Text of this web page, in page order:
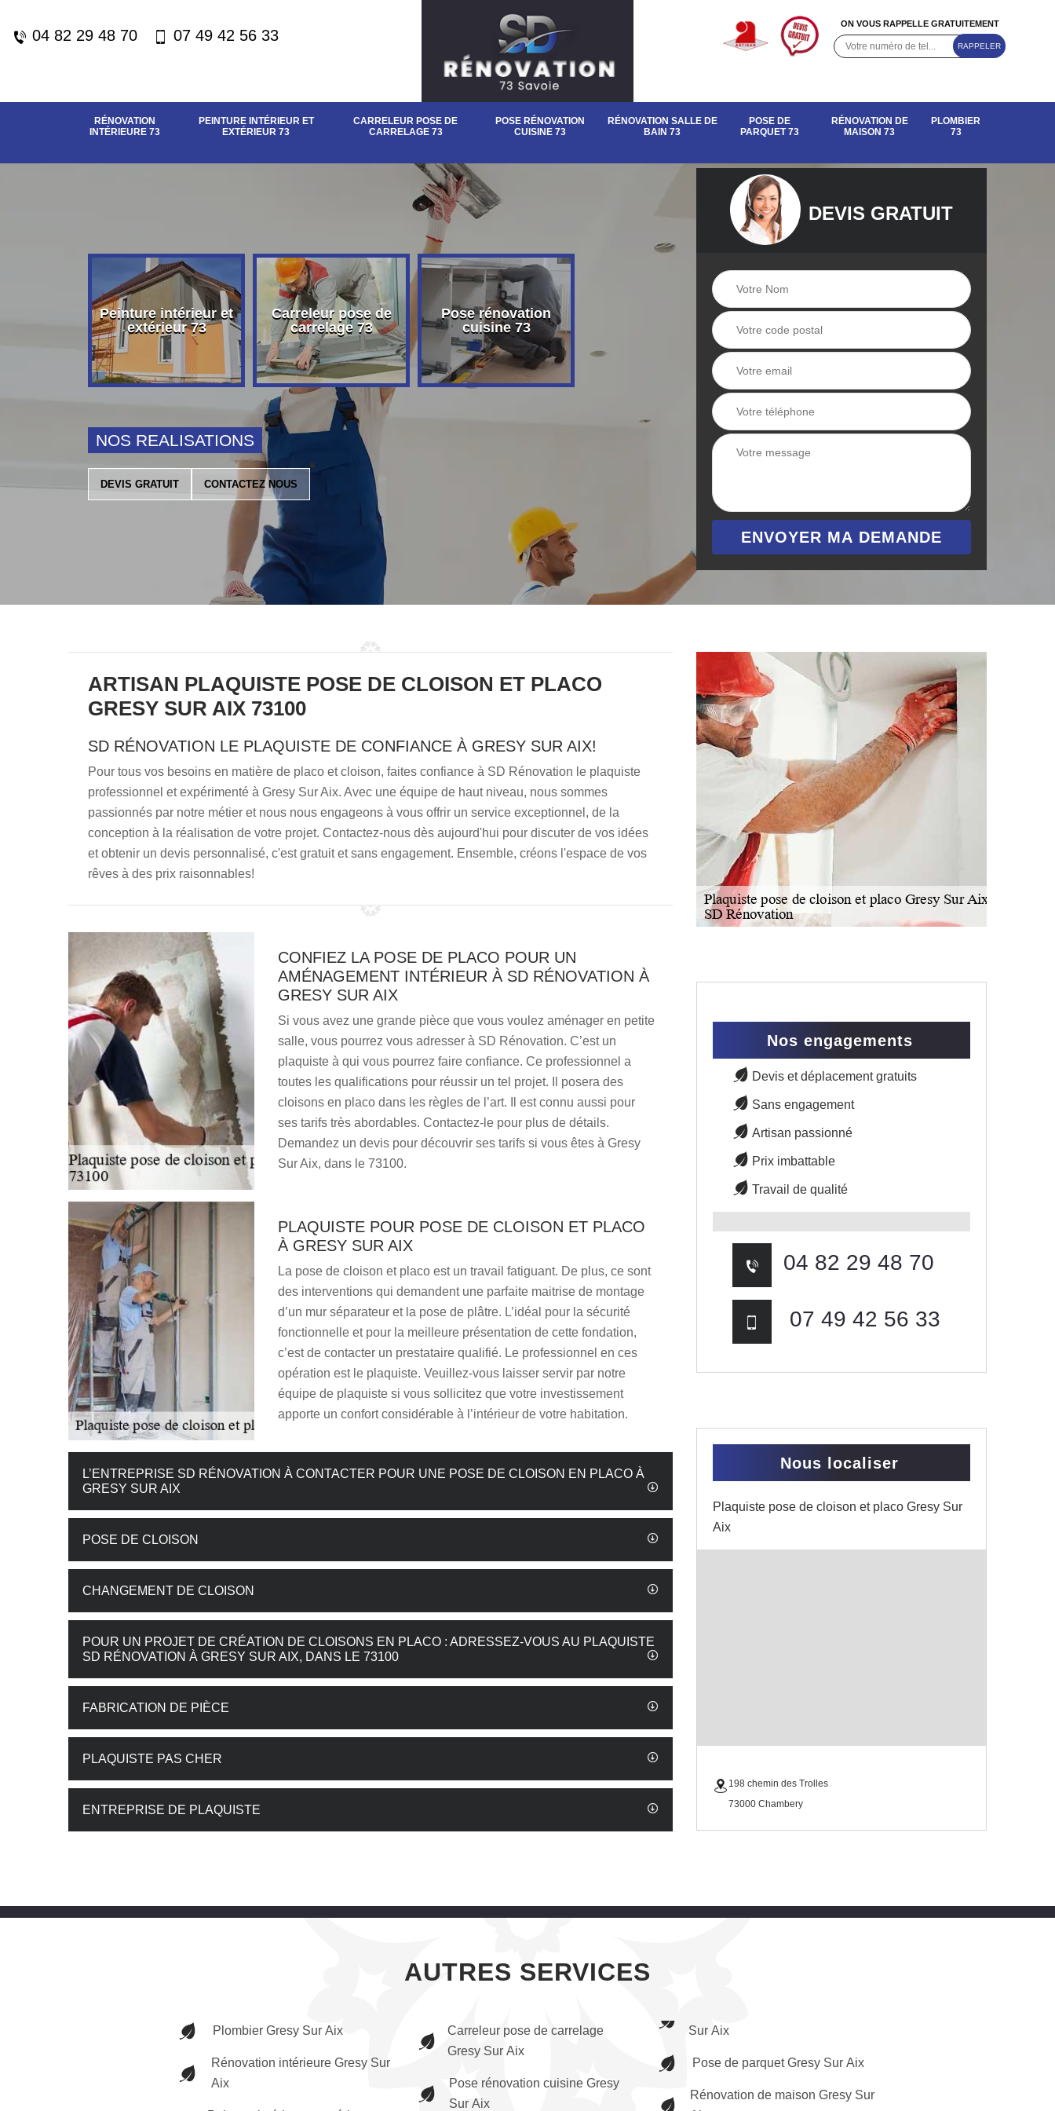
04 82 29 48 70 07 49 42 56 33
ON VOUS RAPPELLE GRATUITEMENT
RÉNOVATION
INTÉRIEURE 73
PEINTURE INTÉRIEUR ET
EXTÉRIEUR 73
CARRELEUR POSE DE
CARRELAGE 73
POSE RÉNOVATION
CUISINE 73
RÉNOVATION SALLE DE
BAIN 73
POSE DE
PARQUET 73
RÉNOVATION DE
MAISON 73
PLOMBIER
73
Peinture intérieur et
extérieur 73
Carreleur pose de
carrelage 73
Pose rénovation
cuisine 73
Rénovation salle de
Rénovation de
maison 73
NOS REALISATIONS
DEVIS GRATUIT CONTACTEZ NOUS
DEVIS GRATUIT
ARTISAN PLAQUISTE POSE DE CLOISON ET PLACO
GRESY SUR AIX 73100
SD RÉNOVATION LE PLAQUISTE DE CONFIANCE À GRESY SUR AIX!
Pour tous vos besoins en matière de placo et cloison, faites confiance à SD Rénovation le plaquiste
professionnel et expérimenté à Gresy Sur Aix. Avec une équipe de haut niveau, nous sommes
passionnés par notre métier et nous nous engageons à vous offrir un service exceptionnel, de la
conception à la réalisation de votre projet. Contactez-nous dès aujourd'hui pour discuter de vos idées
et obtenir un devis personnalisé, c'est gratuit et sans engagement. Ensemble, créons l'espace de vos
rêves à des prix raisonnables!
CONFIEZ LA POSE DE PLACO POUR UN
AMÉNAGEMENT INTÉRIEUR À SD RÉNOVATION À
GRESY SUR AIX
Si vous avez une grande pièce que vous voulez aménager en petite
salle, vous pourrez vous adresser à SD Rénovation. C’est un
plaquiste à qui vous pourrez faire confiance. Ce professionnel a
toutes les qualifications pour réussir un tel projet. Il posera des
cloisons en placo dans les règles de l’art. Il est connu aussi pour
ses tarifs très abordables. Contactez-le pour plus de détails.
Demandez un devis pour découvrir ses tarifs si vous êtes à Gresy
Sur Aix, dans le 73100.
PLAQUISTE POUR POSE DE CLOISON ET PLACO
À GRESY SUR AIX
La pose de cloison et placo est un travail fatiguant. De plus, ce sont
des interventions qui demandent une parfaite maitrise de montage
d’un mur séparateur et la pose de plâtre. L’idéal pour la sécurité
fonctionnelle et pour la meilleure présentation de cette fondation,
c’est de contacter un prestataire qualifié. Le professionnel en ces
opération est le plaquiste. Veuillez-vous laisser servir par notre
équipe de plaquiste si vous sollicitez que votre investissement
apporte un confort considérable à l’intérieur de votre habitation.
L’ENTREPRISE SD RÉNOVATION À CONTACTER POUR UNE POSE DE CLOISON EN PLACO À
GRESY SUR AIX
POSE DE CLOISON
CHANGEMENT DE CLOISON
POUR UN PROJET DE CRÉATION DE CLOISONS EN PLACO : ADRESSEZ-VOUS AU PLAQUISTE
SD RÉNOVATION À GRESY SUR AIX, DANS LE 73100
FABRICATION DE PIÈCE
PLAQUISTE PAS CHER
ENTREPRISE DE PLAQUISTE
Nos engagements
Devis et déplacement gratuits
Sans engagement
Artisan passionné
Prix imbattable
Travail de qualité
04 82 29 48 70
07 49 42 56 33
Nous localiser
Plaquiste pose de cloison et placo Gresy Sur
Aix
198 chemin des Trolles
73000 Chambery
AUTRES SERVICES
Plombier Gresy Sur Aix
Rénovation intérieure Gresy Sur
Aix
Carreleur pose de carrelage
Gresy Sur Aix
Pose rénovation cuisine Gresy
Sur Aix
Sur Aix
Pose de parquet Gresy Sur Aix
Rénovation de maison Gresy Sur